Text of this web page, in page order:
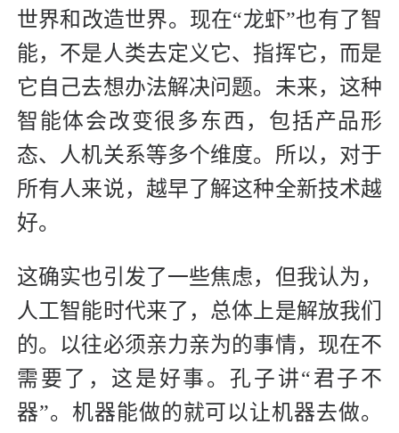
世界和改造世界。现在“龙虾”也有了智
能，不是人类去定义它、指挥它，而是
它自己去想办法解决问题。未来，这种
智能体会改变很多东西，包括产品形
态、人机关系等多个维度。所以，对于
所有人来说，越早了解这种全新技术越
好。
这确实也引发了一些焦虑，但我认为，
人工智能时代来了，总体上是解放我们
的。以往必须亲力亲为的事情，现在不
需要了，这是好事。孔子讲“君子不
器”。机器能做的就可以让机器去做。